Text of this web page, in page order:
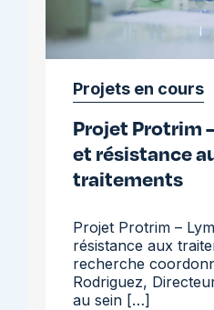
Projets en cours
Projet Protrim
et résistance
traitements
Projet Protrim –
résistance aux
recherche
Rodriguez,
au sein […]